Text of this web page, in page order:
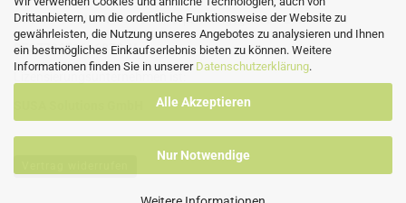
Drittanbietern, um die ordentliche Funktionsweise der Website zu
gewährleisten, die Nutzung unseres Angebotes zu analysieren und Ihnen
ein bestmögliches Einkaufserlebnis bieten zu können. Weitere
Informationen finden Sie in unserer Datenschutzerklärung.
Alle Akzeptieren
Nur Notwendige
Unsere LUCID Nummer lt Verpackungsgesetzt 2019 lautet
DE3773651666879-V